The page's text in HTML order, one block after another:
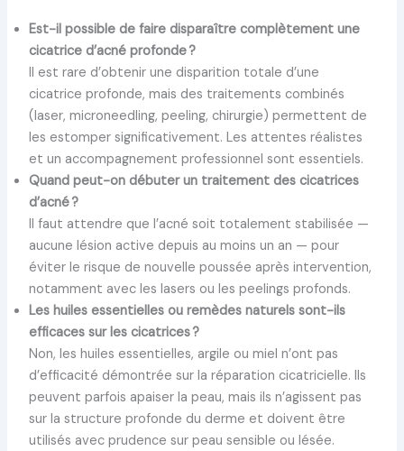
Est-il possible de faire disparaître complètement une
cicatrice d’acné profonde ?
Il est rare d’obtenir une disparition totale d’une
cicatrice profonde, mais des traitements combinés
(laser, microneedling, peeling, chirurgie) permettent de
les estomper significativement. Les attentes réalistes
et un accompagnement professionnel sont essentiels.
Quand peut-on débuter un traitement des cicatrices
d’acné ?
Il faut attendre que l’acné soit totalement stabilisée —
aucune lésion active depuis au moins un an — pour
éviter le risque de nouvelle poussée après intervention,
notamment avec les lasers ou les peelings profonds.
Les huiles essentielles ou remèdes naturels sont-ils
efficaces sur les cicatrices ?
Non, les huiles essentielles, argile ou miel n’ont pas
d’efficacité démontrée sur la réparation cicatricielle. Ils
peuvent parfois apaiser la peau, mais ils n’agissent pas
sur la structure profonde du derme et doivent être
utilisés avec prudence sur peau sensible ou lésée.